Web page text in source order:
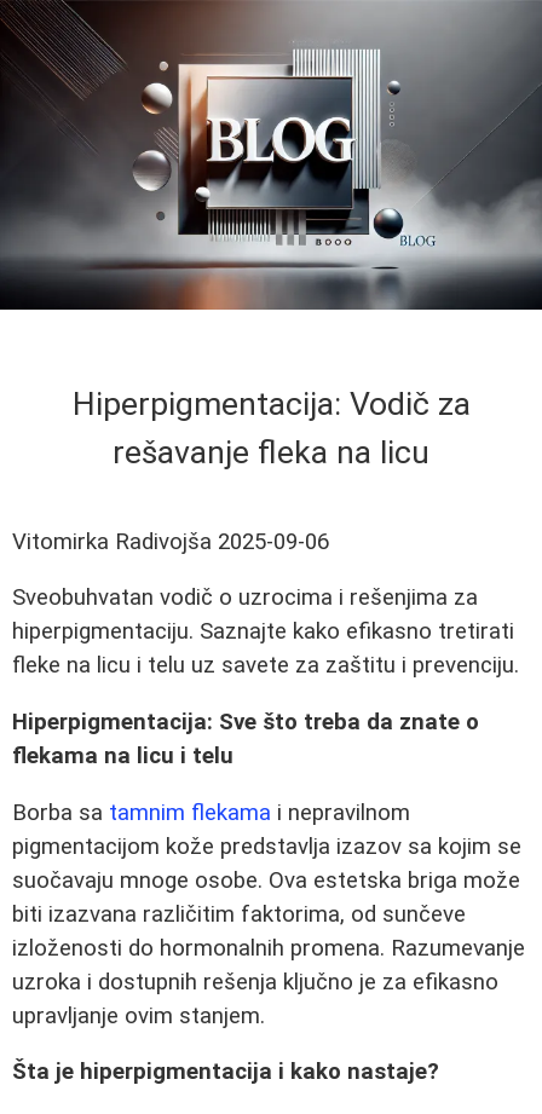
Hiperpigmentacija: Vodič za
rešavanje fleka na licu
Vitomirka Radivojša 2025-09-06
Sveobuhvatan vodič o uzrocima i rešenjima za
hiperpigmentaciju. Saznajte kako efikasno tretirati
fleke na licu i telu uz savete za zaštitu i prevenciju.
Hiperpigmentacija: Sve što treba da znate o
flekama na licu i telu
Borba sa tamnim flekama i nepravilnom
pigmentacijom kože predstavlja izazov sa kojim se
suočavaju mnoge osobe. Ova estetska briga može
biti izazvana različitim faktorima, od sunčeve
izloženosti do hormonalnih promena. Razumevanje
uzroka i dostupnih rešenja ključno je za efikasno
upravljanje ovim stanjem.
Šta je hiperpigmentacija i kako nastaje?